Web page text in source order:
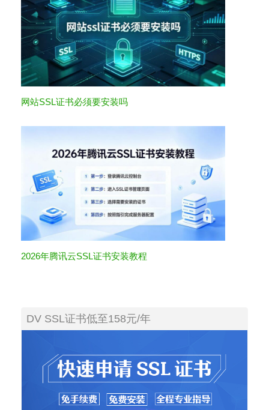
网站SSL证书必须要安装吗
2026年腾讯云SSL证书安装教程
DV SSL证书低至158元/年